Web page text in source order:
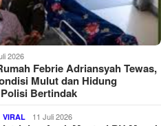
2026
Febrie Adriansyah Tewas,
Mulut dan Hidung
Bertindak
VIRAL 11 Juli 2026